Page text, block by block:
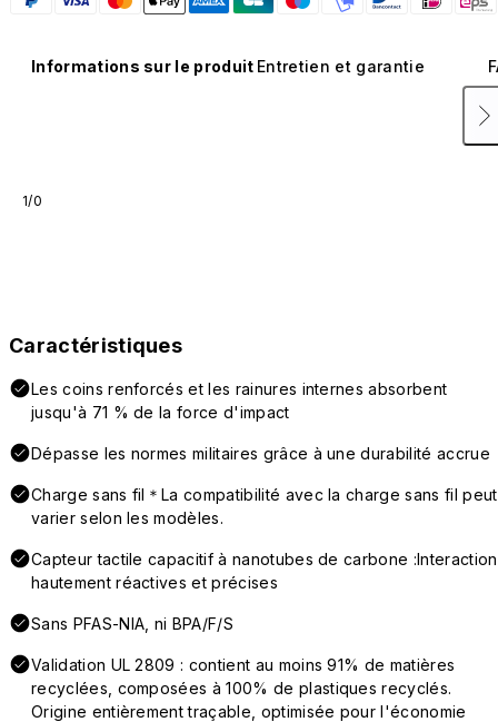
Informations sur le produit Entretien et garantie
1/0
Caractéristiques
Les coins renforcés et les rainures internes absorbent
jusqu'à 71 % de la force d'impact
Dépasse les normes militaires grâce à une durabilité accrue
Charge sans fil＊La compatibilité avec la charge sans fil peut
varier selon les modèles.
Capteur tactile capacitif à nanotubes de carbone
hautement réactives et précises
Sans PFAS-NIA, ni BPA/F/S
Validation UL 2809 : contient au moins 91% de matières
recyclées, composées à 100% de plastiques recyclés.
Origine entièrement traçable, optimisée pour l'économie